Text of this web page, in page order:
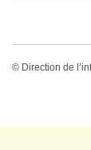
© Direction de